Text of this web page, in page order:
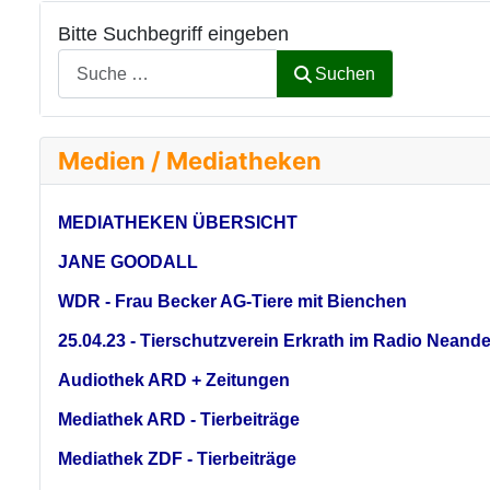
Bitte Suchbegriff eingeben
Suchen
Medien / Mediatheken
MEDIATHEKEN ÜBERSICHT
JANE GOODALL
WDR - Frau Becker AG-Tiere mit Bienchen
25.04.23 - Tierschutzverein Erkrath im Radio
Audiothek ARD + Zeitungen
Mediathek ARD - Tierbeiträge
Mediathek ZDF - Tierbeiträge